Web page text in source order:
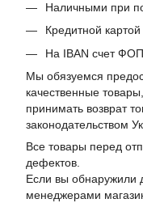
Наличными при
Кредитной
На IBAN счет ФОП
Мы обязуемся
качественные
принимать возврат
законодательством
Все товары перед
дефектов.
Если вы обнаружили
менеджерами